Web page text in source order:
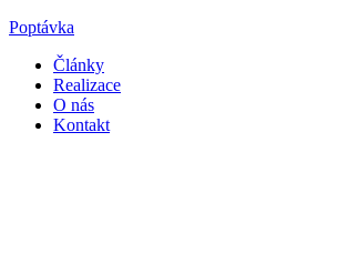
Poptávka
Články
Realizace
O nás
Kontakt